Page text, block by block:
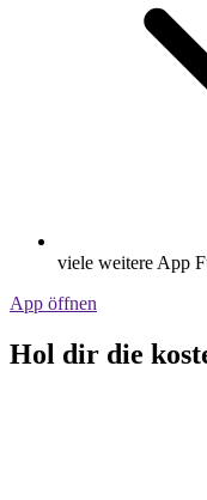
viele weitere App
App öffnen
Hol dir die